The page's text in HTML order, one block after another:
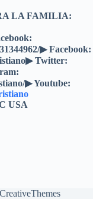
LA FAMILIA:
▶ Facebook:
Twitter:
▶ Youtube:
USA
CreativeThemes